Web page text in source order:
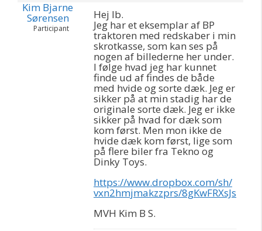
Kim Bjarne
Sørensen
Participant
Hej Ib.
Jeg har et eksemplar af BP
traktoren med redskaber i min
skrotkasse, som kan ses på
nogen af billederne her under.
I følge hvad jeg har kunnet
finde ud af findes de både
med hvide og sorte dæk. Jeg er
sikker på at min stadig har de
originale sorte dæk. Jeg er ikke
sikker på hvad for dæk som
kom først. Men mon ikke de
hvide dæk kom først, lige som
på flere biler fra Tekno og
Dinky Toys.
https://www.dropbox.com/sh/
vxn2hmjmakzzprs/8gKwFRXsJs
MVH Kim B S.